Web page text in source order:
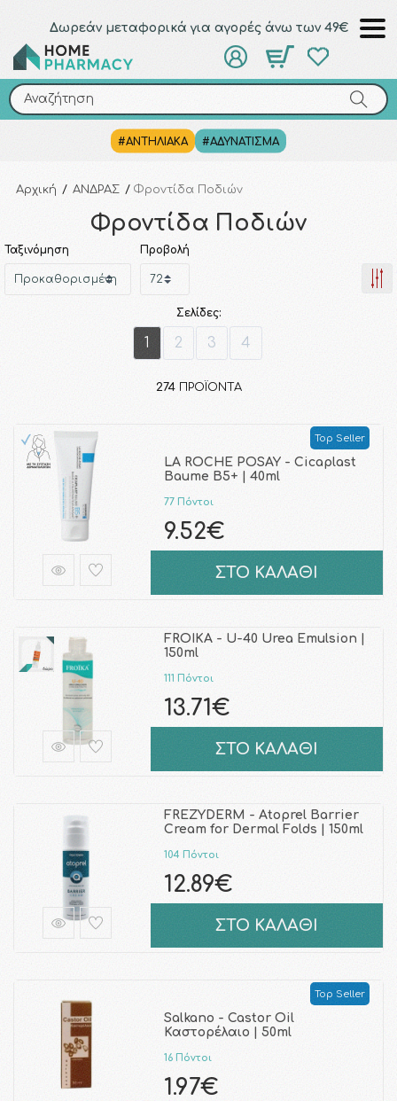
Δωρεάν μεταφορικά για αγορές άνω των 49€
Αναζήτηση
#ΑΝΤΗΛΙΑΚΑ #ΑΔΥΝΑΤΙΣΜΑ
Αναζήτηση
Αρχική / ΑΝΔΡΑΣ / Φροντίδα Ποδιών
Φροντίδα Ποδιών
Ταξινόμηση Προβολή
Σελίδες:
1 2 3 4
274ΠΡΟΪΌΝΤΑ
Top Seller
LA ROCHE POSAY - Cicaplast
Baume B5+ | 40ml
77 Πόντοι
9.52€
ΣΤΟ ΚΑΛΑΘΙ
FROIKA - U-40 Urea Emulsion |
150ml
111 Πόντοι
13.71€
ΣΤΟ ΚΑΛΑΘΙ
FREZYDERM - Atoprel Barrier
Cream for Dermal Folds | 150ml
104 Πόντοι
12.89€
ΣΤΟ ΚΑΛΑΘΙ
Top Seller
Salkano - Castor Oil
Καστορέλαιο | 50ml
16 Πόντοι
1.97€